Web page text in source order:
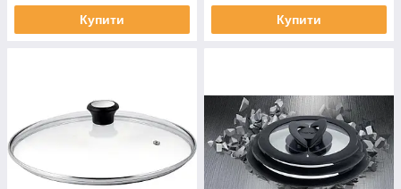
Купити Купити